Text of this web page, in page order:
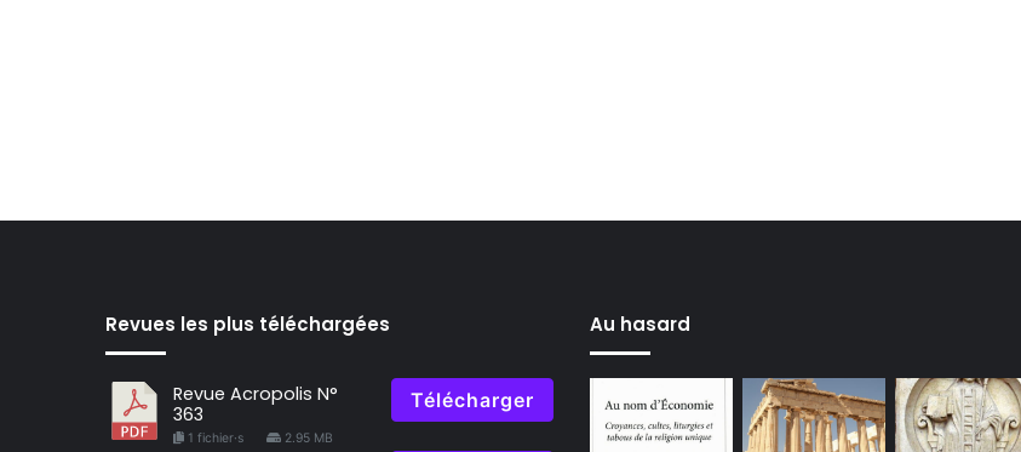
Revues les plus téléchargées
Revue Acropolis N°
363
1 fichier·s 2.95 MB
Télécharger
Au hasard